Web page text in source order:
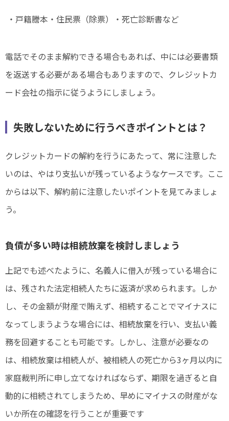
・戸籍謄本・住民票（除票）・死亡診断書など
電話でそのまま解約できる場合もあれば、中には必要書類
を返送する必要がある場合もありますので、クレジットカ
ード会社の指示に従うようにしましょう。
失敗しないために行うべきポイントとは？
クレジットカードの解約を行うにあたって、常に注意した
いのは、やはり支払いが残っているようなケースです。ここ
からは以下、解約前に注意したいポイントを見てみましょ
う。
負債が多い時は相続放棄を検討しましょう
上記でも述べたように、名義人に借入が残っている場合に
は、残された法定相続人たちに返済が求められます。しか
し、その金額が財産で賄えず、相続することでマイナスに
なってしまうような場合には、相続放棄を行い、支払い義
務を回避することも可能です。しかし、注意が必要なの
は、相続放棄は相続人が、被相続人の死亡から3ヶ月以内に
家庭裁判所に申し立てなければならず、期限を過ぎると自
動的に相続されてしまうため、早めにマイナスの財産がな
いか所在の確認を行うことが重要です